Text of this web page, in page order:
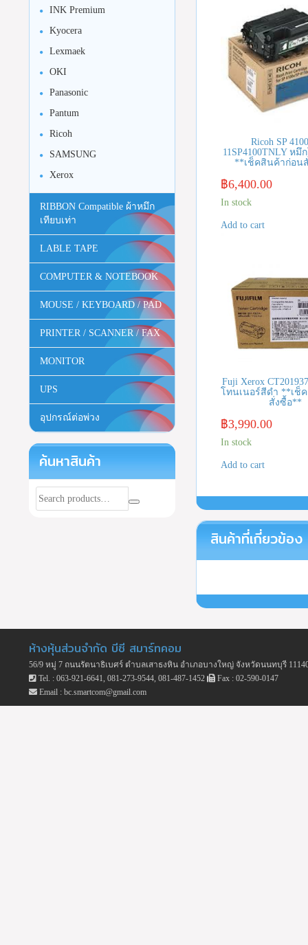
Ricoh SP
11SP4100TNLY หมึ
**เช็คสินค้าก่อน
฿6,400.00
In stock
Add to cart
Fuji Xerox
โทนเนอร์สีดำ **เช็
สั่งซื้อ**
฿3,990.00
In stock
Add to cart
สินค้าที่เกี่ยวข้อง
INK Premium
Kyocera
Lexmaek
OKI
Panasonic
Pantum
Ricoh
SAMSUNG
Xerox
RIBBON Compatible ผ้าหมึก
เทียบเท่า
LABLE TAPE
COMPUTER & NOTEBOOK
MOUSE / KEYBOARD / PAD
PRINTER / SCANNER / FAX
MONITOR
UPS
อุปกรณ์ต่อพ่วง
ค้นหาสินค้า
ห้างหุ้นส่วนจำกัด บีซี สมาร์ทคอม
56/9 หมู่ 7 ถนนรัตนาธิเบศร์ ตำบลเสาธงหิน อำเภอบางใหญ่ จังหวัดนนทบุรี
Tel. : 063-921-6641, 081-273-9544, 081-487-1452
Fax : 02-590-0147
Email : bc.smartcom@gmail.com